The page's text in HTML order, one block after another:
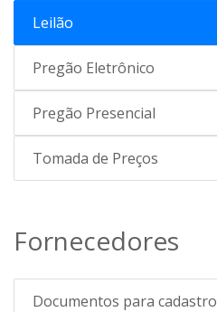
Leilão
Pregão Eletrônico
Pregão Presencial
Tomada de Preços
Fornecedores
Documentos para cadastro